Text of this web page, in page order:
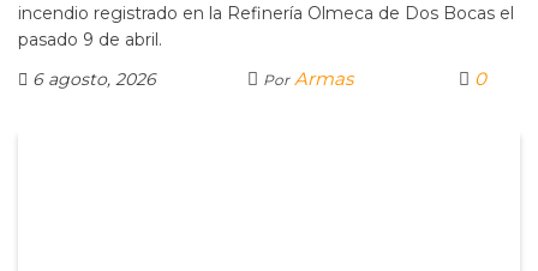
incendio registrado en la Refinería Olmeca de Dos Bocas el
pasado 9 de abril.
6 agosto, 2026
Por Armas 0